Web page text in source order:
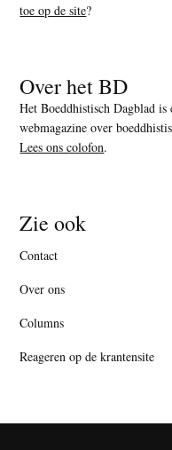
toe op de site?
Over het BD
Het Boeddhistisch Dagblad
webmagazine over
Lees ons colofon.
Zie ook
Contact
Over ons
Columns
Reageren op de krantensite